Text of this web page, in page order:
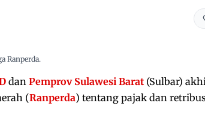
Ranperda.
dan Pemprov Sulawesi Barat (Sulbar)
(Ranperda) tentang pajak dan